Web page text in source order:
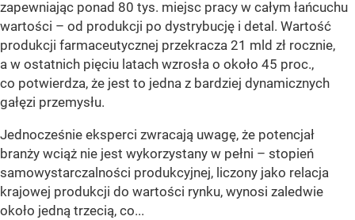
zapewniając ponad 80 tys. miejsc pracy w całym łańcuchu
wartości – od produkcji po dystrybucję i detal. Wartość
produkcji farmaceutycznej przekracza 21 mld zł rocznie,
a w ostatnich pięciu latach wzrosła o około 45 proc.,
co potwierdza, że jest to jedna z bardziej dynamicznych
gałęzi przemysłu.
Jednocześnie eksperci zwracają uwagę, że potencjał
branży wciąż nie jest wykorzystany w pełni – stopień
samowystarczalności produkcyjnej, liczony jako relacja
krajowej produkcji do wartości rynku, wynosi zaledwie
około jedną trzecią, co...